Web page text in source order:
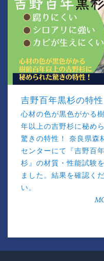
吉野百年黒杉の特性
心材の色が黒色がかる
年以上の吉野杉に秘め
驚きの特性！ 奈良県森
センターにて『吉野百
杉』の材質・性能試験
ました。結果を確認く
い。